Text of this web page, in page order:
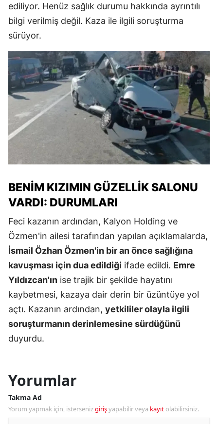
ediliyor. Henüz sağlık durumu hakkında ayrıntılı
bilgi verilmiş değil. Kaza ile ilgili soruşturma
sürüyor.
BENIM KIZIMIN GÜZELLIK SALONU
VARDI: DURUMLARI
Feci kazanın ardından, Kalyon Holding ve
Özmen'in ailesi tarafından yapılan açıklamalarda,
İsmail Özhan Özmen'in bir an önce sağlığına
kavuşması için dua edildiği ifade edildi. Emre
Yıldızcan'ın ise trajik bir şekilde hayatını
kaybetmesi, kazaya dair derin bir üzüntüye yol
açtı. Kazanın ardından, yetkililer olayla ilgili
soruşturmanın derinlemesine sürdüğünü
duyurdu.
Yorumlar
Takma Ad
Yorum yapmak için, istersenizgirişyapabilir veya kayıt olabilirsiniz.